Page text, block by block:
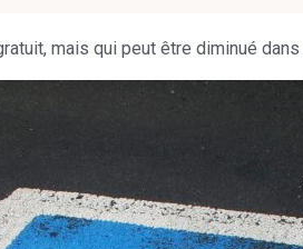
mais qui peut être diminué